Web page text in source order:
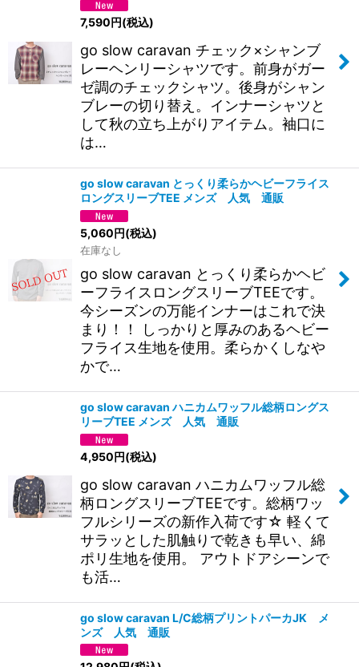
7,590円(税込)
go slow caravan チェック×シャンブ
レーヘンリーシャツです。前身がガー
ゼ調のチェックシャツ。後身がシャン
ブレーの切り替え。インナーシャツと
して秋の立ち上がりアイテム。袖口に
は…
go slow caravan とっくり柔らかヘビーフライス
ロングスリーブTEE メンズ 人気 通販
5,060円(税込)
在庫なし
go slow caravan とっくり柔らかヘビ
ーフライスロングスリーブTEEです。
今シーズンの万能インナーはこれで決
まり！！ しっかりと厚みのあるヘビー
フライス生地を使用。柔らかくしなや
かで…
go slow caravan ハニカムワッフル総柄ロングス
リーブTEE メンズ 人気 通販
4,950円(税込)
go slow caravan ハニカムワッフル総
柄ロングスリーブTEEです。総柄ワッ
フルシリーズの新作入荷です☆ 軽くて
サラッとした肌触りで乾きも早い、綿
ポリ生地を使用。 アウトドアシーンで
も活…
go slow caravan L/C総柄プリントパーカJK メ
ンズ 人気 通販